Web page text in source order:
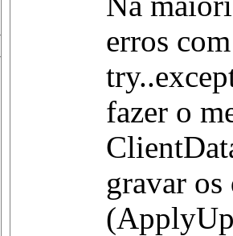
erros
fazer o
gravar os